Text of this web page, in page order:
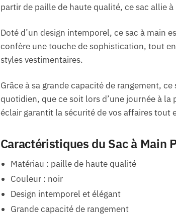
partir de paille de haute qualité, ce sac allie
Doté d’un design intemporel, ce sac à main
confère une touche de sophistication, tout
styles vestimentaires.
Grâce à sa grande capacité de rangement,
quotidien, que ce soit lors d’une journée à la
éclair garantit la sécurité de vos affaires tout
Caractéristiques du Sac à Main
Matériau : paille de haute qualité
Couleur : noir
Design intemporel et élégant
Grande capacité de rangement